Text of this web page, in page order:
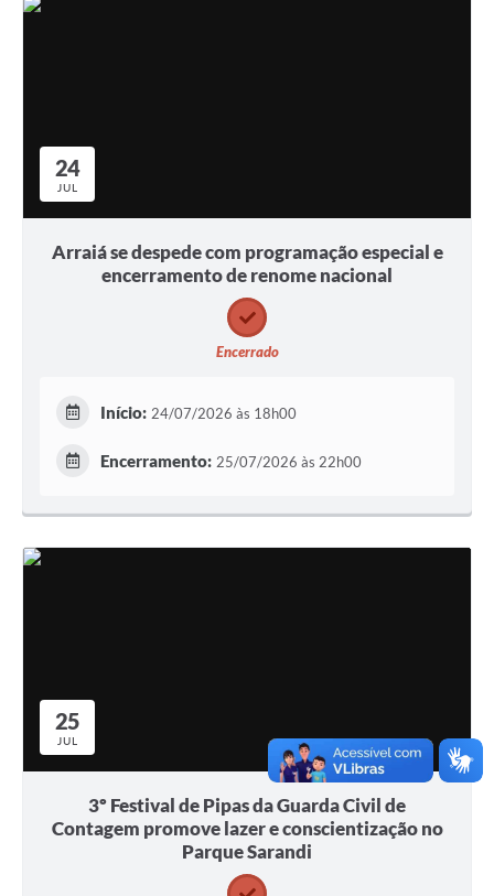
24
JUL
Arraiá se despede com programação especial e
encerramento de renome nacional
Encerrado
Início: 24/07/2026 às 18h00
Encerramento: 25/07/2026 às 22h00
25
JUL
3º Festival de Pipas da Guarda Civil de
Contagem promove lazer e conscientização no
Parque Sarandi